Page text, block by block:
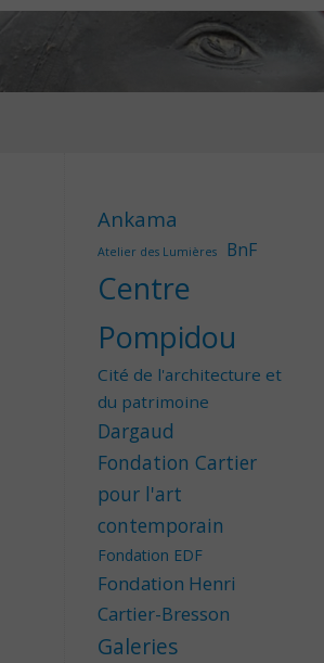
Ankama
Atelier des Lumières BnF
Centre
Pompidou
Cité de l'architecture et
du patrimoine
Dargaud
Fondation Cartier
pour l'art
contemporain
Fondation EDF
Fondation Henri
Cartier-Bresson
Galeries